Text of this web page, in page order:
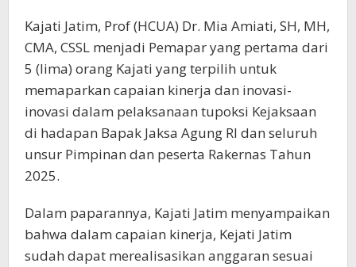
Kajati Jatim, Prof (HCUA) Dr. Mia Amiati, SH, MH,
CMA, CSSL menjadi Pemapar yang pertama dari
5 (lima) orang Kajati yang terpilih untuk
memaparkan capaian kinerja dan inovasi-
inovasi dalam pelaksanaan tupoksi Kejaksaan
di hadapan Bapak Jaksa Agung RI dan seluruh
unsur Pimpinan dan peserta Rakernas Tahun
2025.
Dalam paparannya, Kajati Jatim menyampaikan
bahwa dalam capaian kinerja, Kejati Jatim
sudah dapat merealisasikan anggaran sesuai